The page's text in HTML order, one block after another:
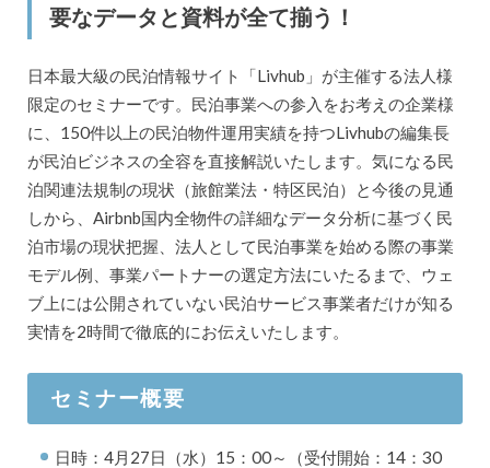
要なデータと資料が全て揃う！
日本最大級の民泊情報サイト「Livhub」が主催する法人様
限定のセミナーです。民泊事業への参入をお考えの企業様
に、150件以上の民泊物件運用実績を持つLivhubの編集長
が民泊ビジネスの全容を直接解説いたします。気になる民
泊関連法規制の現状（旅館業法・特区民泊）と今後の見通
しから、Airbnb国内全物件の詳細なデータ分析に基づく民
泊市場の現状把握、法人として民泊事業を始める際の事業
モデル例、事業パートナーの選定方法にいたるまで、ウェ
ブ上には公開されていない民泊サービス事業者だけが知る
実情を2時間で徹底的にお伝えいたします。
セミナー概要
日時：4月27日（水）15：00～（受付開始：14：30